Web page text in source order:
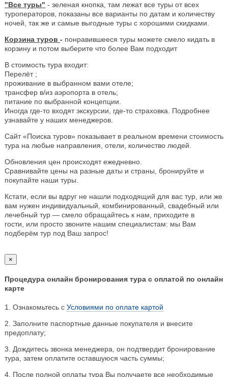
"Все туры" - зеленая кнопка, там лежат все туры от всех
туроператоров, показаны все варианты по датам и количеству
ночей, так же и самые выгодные туры с хорошими скидками.
Корзина туров - понравившееся туры можете смело кидать в
корзину и потом выберите что более Вам подходит
В стоимость тура входит:
Перелёт ;
проживание в выбранном вами отеле;
трансфер в/из аэропорта в отель;
питание по выбранной концепции.
Иногда где-то входят экскурсии, где-то страховка. Подробнее
узнавайте у наших менеджеров.
Сайт «Поиска туров» показывает в реальном времени стоимость
тура на любые направления, отели, количество людей.
Обновления цен происходят ежедневно.
Сравнивайте цены на разные даты и страны, бронируйте и
покупайте наши туры.
Кстати, если вы вдруг не нашли подходящий для вас тур, или же
вам нужен индивидуальный, комбинированный, свадебный или
лечебный тур — смело обращайтесь к нам, приходите в
гости, или просто звоните нашим специалистам: мы Вам
подберём тур под Ваш запрос!
×
Процедура онлайн бронирования тура с оплатой по онлайн
карте
1. Ознакомьтесь с Условиями по оплате картой
2. Заполните паспортные данные покупателя и внесите
предоплату;
3. Дождитесь звонка менеджера, он подтвердит бронирование
тура, затем оплатите оставшуюся часть суммы;
4. После полной оплаты тура Вы получаете все необходимые